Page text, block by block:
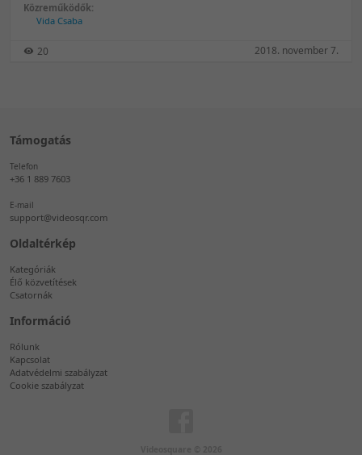
Közreműködők:
Vida Csaba
20 2018. november 7.
Támogatás
Telefon
+36 1 889 7603
E-mail
support@videosqr.com
Oldaltérkép
Kategóriák
Élő közvetítések
Csatornák
Információ
Rólunk
Kapcsolat
Adatvédelmi szabályzat
Cookie szabályzat